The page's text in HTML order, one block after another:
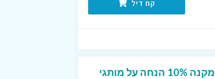
קח דיל
קופון מפנק לטרמינל X המקנה 10% הנחה על מותגי